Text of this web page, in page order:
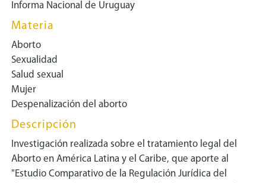
Informa Nacional de Uruguay
Materia
Aborto
Sexualidad
Salud sexual
Mujer
Despenalización del aborto
Descripción
Investigación realizada sobre el tratamiento legal del
Aborto en América Latina y el Caribe, que aporte al
"Estudio Comparativo de la Regulación Jurídica del